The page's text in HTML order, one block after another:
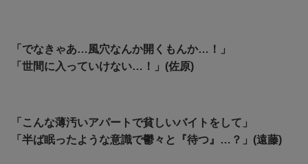
「でなきゃあ…風穴なんか開くもんか…！」
「世間に入っていけない…！」(佐原)
「こんな薄汚いアパートで貧しいバイトをして」
「半ば眠ったような意識で鬱々と『待つ』…？」(遠藤)